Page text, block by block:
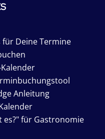
für Deine Termine
Anleitung
es?" für Gastronomie